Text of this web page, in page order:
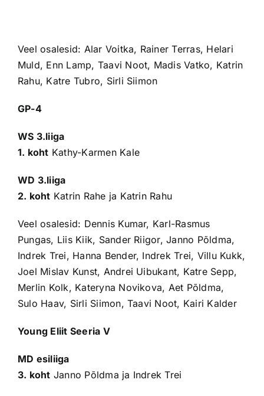
Veel osalesid: Alar Voitka, Rainer Terras, Helari
Muld, Enn Lamp, Taavi Noot, Madis Vatko, Katrin
Rahu, Katre Tubro, Sirli Siimon
GP-4
WS 3.liiga
1. koht Kathy-Karmen Kale
WD 3.liiga
2. koht Katrin Rahe ja Katrin Rahu
Veel osalesid: Dennis Kumar, Karl-Rasmus
Pungas, Liis Kiik, Sander Riigor, Janno Põldma,
Indrek Trei, Hanna Bender, Indrek Trei, Villu Kukk,
Joel Mislav Kunst, Andrei Uibukant, Katre Sepp,
Merlin Kolk, Kateryna Novikova, Aet Põldma,
Sulo Haav, Sirli Siimon, Taavi Noot, Kairi Kalder
Young Eliit Seeria V
MD esiliiga
3. koht Janno Põldma ja Indrek Trei